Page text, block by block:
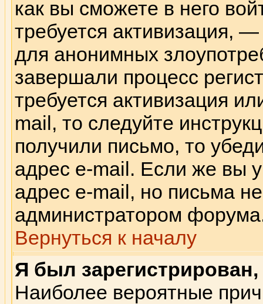
как вы сможете в него
требуется активизация,
для анонимных
завершали процесс
требуется активизация
mail, то следуйте
получили письмо, то
адрес e-mail. Если же вы
адрес e-mail, но письма
администратором
Вернуться к началу
Я был
Наиболее вероятные